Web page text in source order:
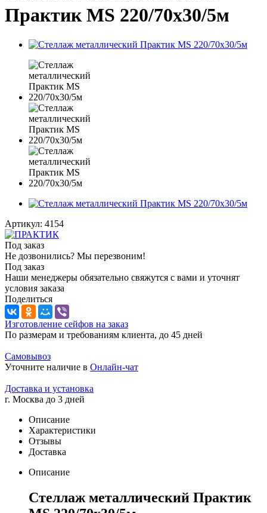
Практик MS 220/70х30/5м
Артикул: 4154
Под заказ
Не дозвонились? Мы перезвоним!
Под заказ
Наши менеджеры обязательно свяжутся с вами и уточнят
условия заказа
Поделиться
Изготовление сейфов на заказ
По размерам и требованиям клиента, до 45 дней
Самовывоз
Уточните наличие в Онлайн-чат
Доставка и установка
г. Москва до 3 дней
Описание
Характеристики
Отзывы
Доставка
Описание
Стеллаж металлический Практик